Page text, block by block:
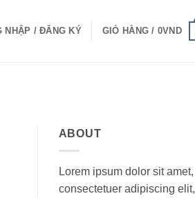
NHẬP / ĐĂNG KÝ GIỎ HÀNG / 0VND
ABOUT
Lorem ipsum dolor sit amet,
consectetuer adipiscing elit,